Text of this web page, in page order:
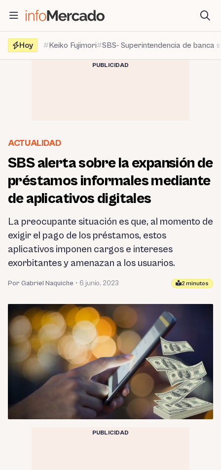
contenido
Hoy
Keiko Fujimori SBS- Superintendencia de banca
PUBLICIDAD
ACTUALIDAD
SBS alerta sobre la expansión de
préstamos informales mediante
de aplicativos digitales
La preocupante situación es que, al momento de
exigir el pago de los préstamos, estos
aplicativos imponen cargos e intereses
exorbitantes y amenazan a los usuarios.
Por Gabriel Naquiche • 6 junio, 2023 2 minutos
PUBLICIDAD